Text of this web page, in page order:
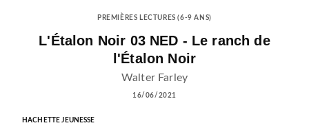
PREMIÈRES LECTURES (6-9 ANS)
L'Étalon Noir 03 NED - Le ranch de
l'Étalon Noir
Walter Farley
16/06/2021
HACHETTE JEUNESSE